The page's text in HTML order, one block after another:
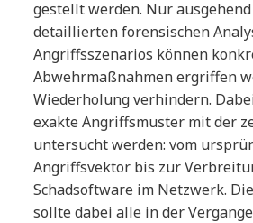
gestellt werden. Nur
detaillierten forensischen
Angriffsszenarios können
Abwehrmaßnahmen ergriffen
Wiederholung verhindern.
exakte Angriffsmuster mit der
untersucht werden: vom
Angriffsvektor bis zur
Schadsoftware im Netzwerk.
sollte dabei alle in der